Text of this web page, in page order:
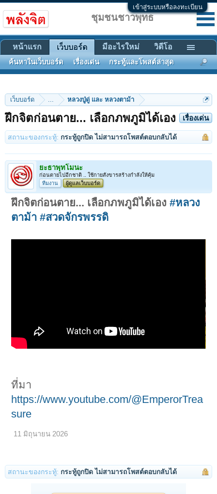
เข้าสู่ระบบหรือลงทะเบียน
เว็บบอร์ด ... หลวงปู่ดู่ และ หลวงตาม้า
เรื่องเด่น
ฝึกจิตก่อนตาย... เลือกภพภูมิได้เอง
สถานะของกระทู้: กระทู้ถูกปิด ไม่สามารถโพสต์ตอบกลับได้
ยะธาพุทโมนะ
ก่อนตายไปอีกชาติ .. ใช้กายสังขารสร้างกำลังให้คุ้ม
ทีมงาน
ผู้ดูแลเว็บบอร์ด
ฝึกจิตก่อนตาย... เลือกภพภูมิได้เอง#หลวง
ตาม้า #สวดจักรพรรดิ
ที่มา
https://www.youtube.com/@EmperorTrea
sure
11 มิถุนายน 2026
สถานะของกระทู้: กระทู้ถูกปิด ไม่สามารถโพสต์ตอบกลับได้
ชุมชนชาวพุทธ
หน้าแรก เว็บบอร์ด
ค้นหาในเว็บบอร์ด เรื่องเด่น กระทู้และโพสต์ล่าสุด
มีอะไรใหม่ วิดีโอ